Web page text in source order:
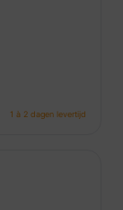
1 à 2 dagen levertijd